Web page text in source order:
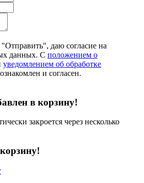
даю согласие на
данных. С положением о
уведомлением об обработке
ознакомлен и согласен.
в корзину!
закроется через несколько